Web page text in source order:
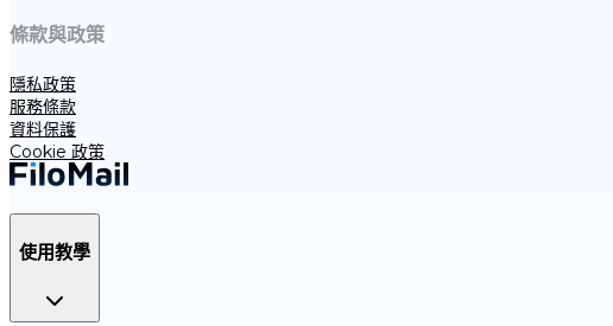
條款與政策
隱私政策
服務條款
資料保護
Cookie 政策
使用教學